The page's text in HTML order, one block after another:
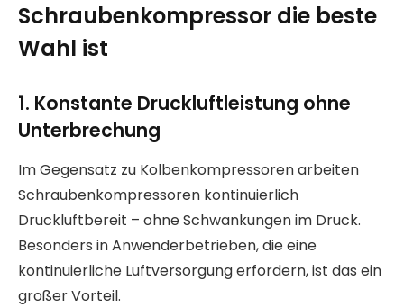
Schraubenkompressor die beste
Wahl ist
1. Konstante Druckluftleistung ohne
Unterbrechung
Im Gegensatz zu Kolbenkompressoren arbeiten
Schraubenkompressoren kontinuierlich
Druckluftbereit – ohne Schwankungen im Druck.
Besonders in Anwenderbetrieben, die eine
kontinuierliche Luftversorgung erfordern, ist das ein
großer Vorteil.